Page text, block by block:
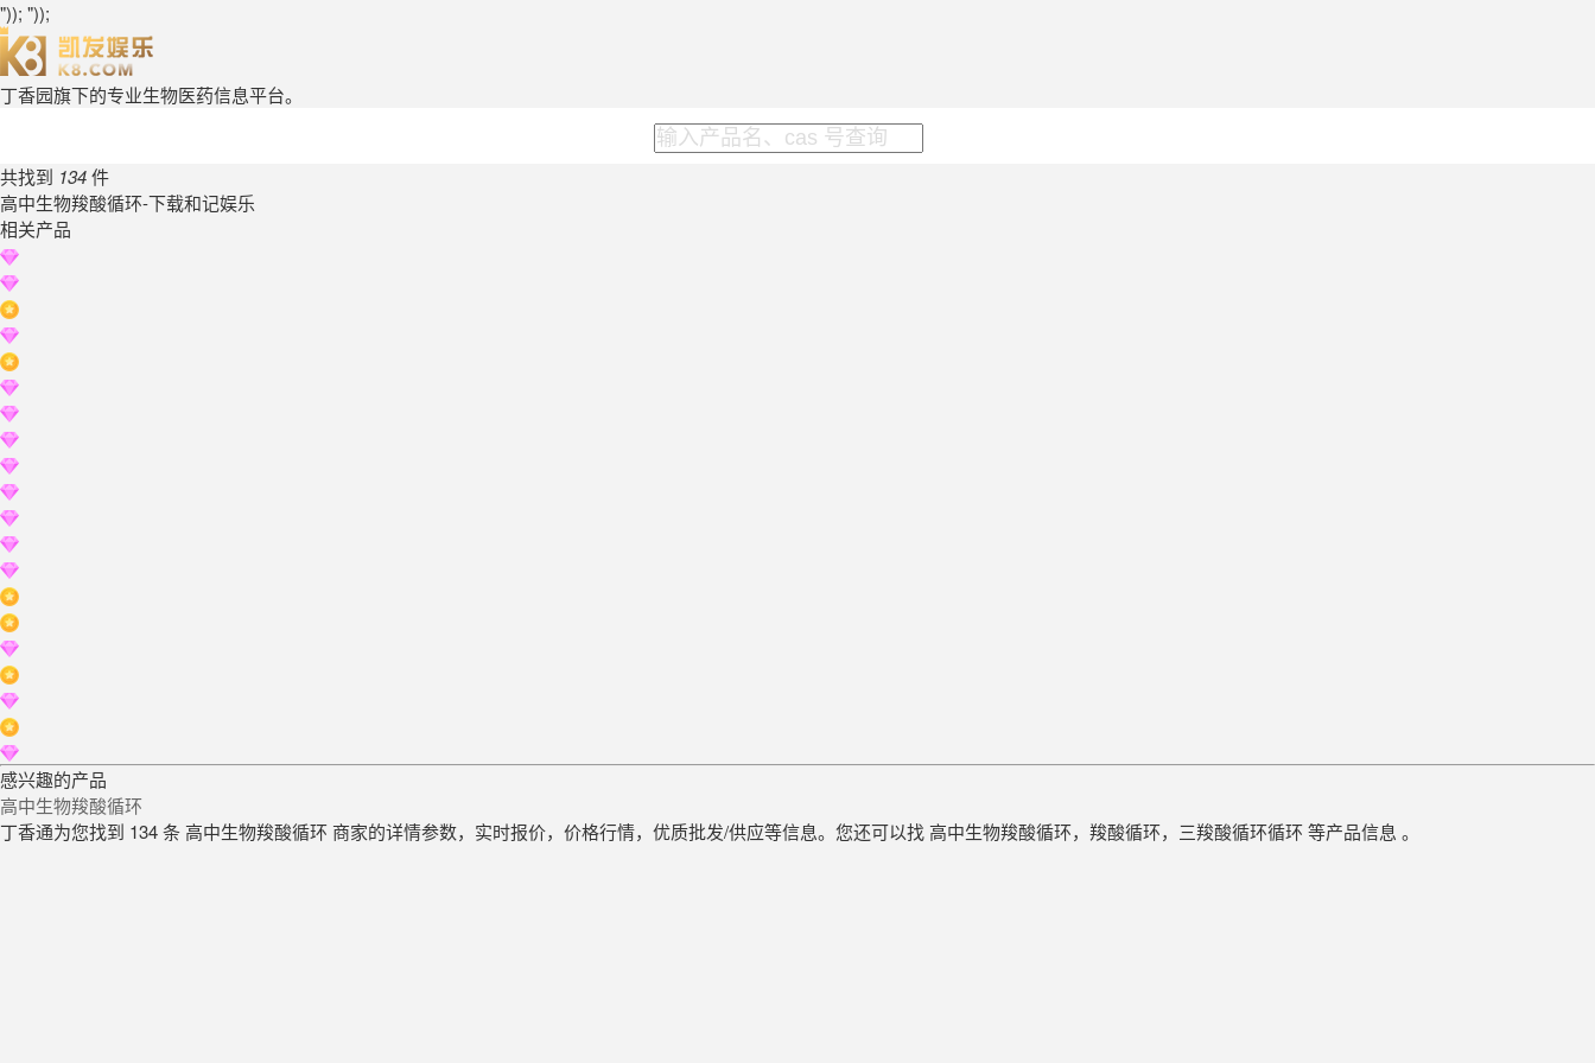
")); "));
丁香园旗下的专业生物医药信息平台。
共找到 134件
高中生物羧酸循环-下载和记娱乐
相关产品
感兴趣的产品
高中生物羧酸循环
丁香通为您找到 134 条 高中生物羧酸循环 商家的详情参数，实时报价，价格行情，优质批发/供应等信息。您还可以找 高中生物羧酸循环，羧酸循环，三羧酸循环循环 等产品信息 。